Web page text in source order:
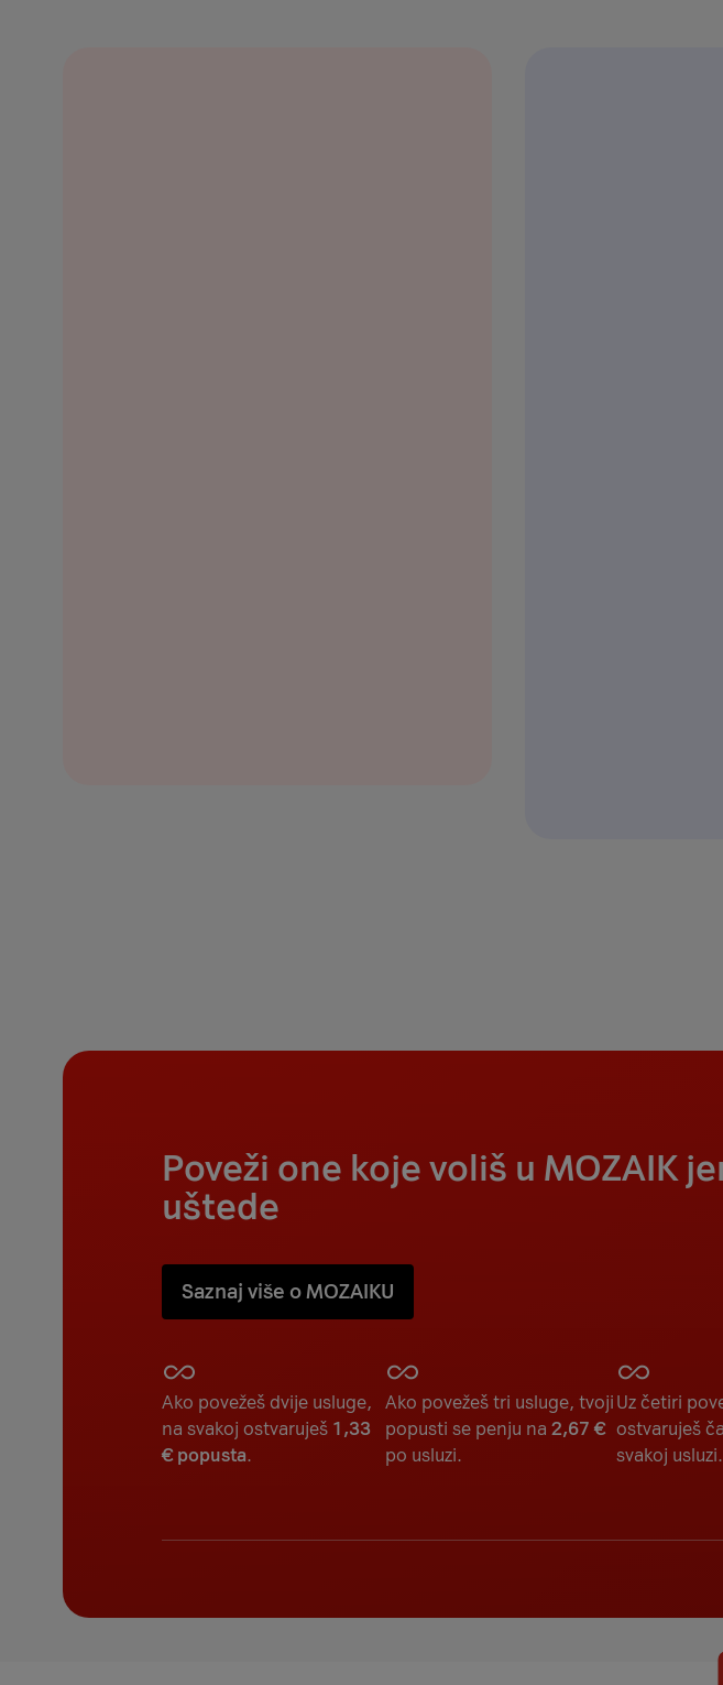
Poveži one koje voliš u MOZAIK
uštede
Saznaj više o MOZAIKU
Ako povežeš dvije usluge,
na svakoj ostvaruješ 1,33
€ popusta.
Ako povežeš tri usluge, tvoji
popusti se penju na2,67 €
po usluzi.
Uz četiri
ostvaruješ
svakoj usluzi.